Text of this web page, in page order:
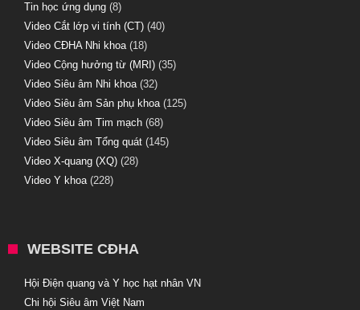
Tin học ứng dụng (8)
Video Cắt lớp vi tính (CT) (40)
Video CĐHA Nhi khoa(18)
Video Cộng hưởng từ (MRI) (35)
Video Siêu âm Nhi khoa(32)
Video Siêu âm Sản phụ khoa(125)
Video Siêu âm Tim mạch (68)
Video Siêu âm Tổng quát (145)
Video X-quang (XQ) (28)
Video Y khoa(228)
WEBSITE CĐHA
Hội Điện quang và Y học hạt nhân VN
Chi hội Siêu âm Việt Nam